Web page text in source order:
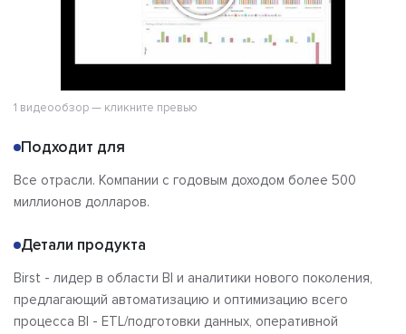
1 видеообзор — кликните превью
Подходит для
Все отрасли. Компании с годовым доходом более 500
миллионов долларов.
Детали продукта
Birst - лидер в области BI и аналитики нового поколения,
предлагающий автоматизацию и оптимизацию всего
процесса BI - ETL/подготовки данных, оперативной